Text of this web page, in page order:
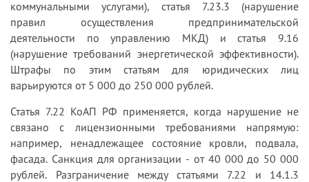
коммунальными услугами), статья 7.23.3 (нарушение
правил осуществления предпринимательской
деятельности по управлению МКД) и статья 9.16
(нарушение требований энергетической эффективности).
Штрафы по этим статьям для юридических лиц
варьируются от 5 000 до 250 000 рублей.
Статья 7.22 КоАП РФ применяется, когда нарушение не
связано с лицензионными требованиями напрямую:
например, ненадлежащее состояние кровли, подвала,
фасада. Санкция для организации - от 40 000 до 50 000
рублей. Разграничение между статьями 7.22 и 14.1.3